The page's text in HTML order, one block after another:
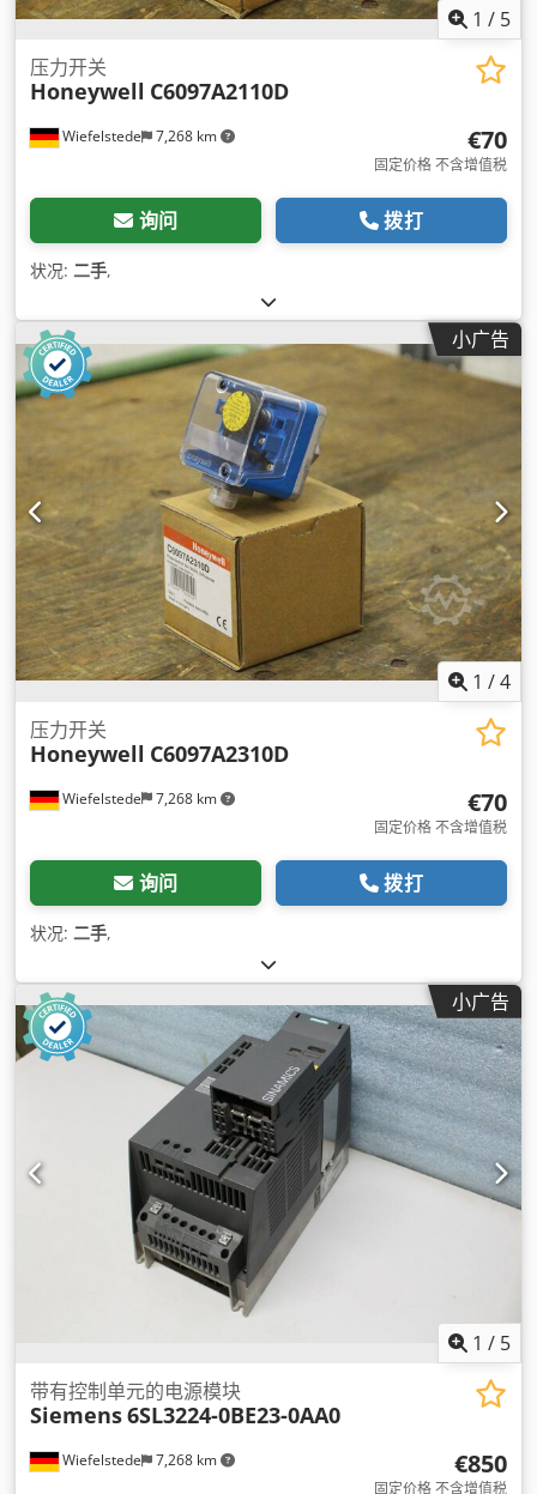
1 / 5
Wiefelstede 7,268 km
压力开关
Honeywell C6097A2110D
€70
固定价格 不含增值税
询问 拨打
状况: 二手,
小广告
1 /4
Wiefelstede 7,268 km
压力开关
Honeywell C6097A2310D
€70
固定价格 不含增值税
询问 拨打
状况: 二手,
小广告
1 / 5
Wiefelstede 7,268 km
带有控制单元的电源模块
Siemens6SL3224-0BE23-0AA0
€850
固定价格 不含增值税